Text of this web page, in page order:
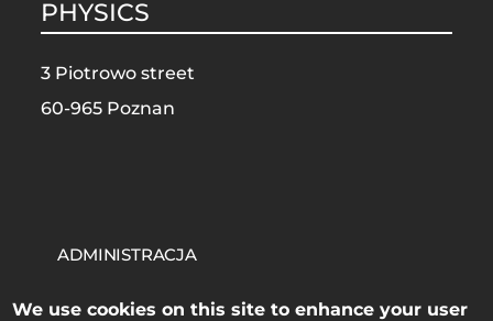
PHYSICS
3 Piotrowo street
60-965 Poznan
ADMINISTRACJA
BIBLIOTEKA
We use cookies on this site to enhance your user